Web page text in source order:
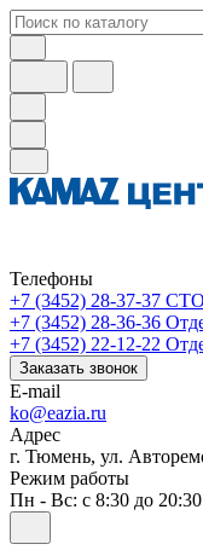
Телефоны
+7 (3452) 28-37-37 СТО
+7 (3452) 28-36-36
+7 (3452) 22-12-22
Заказать звонок
E-mail
ko@eazia.ru
Адрес
г. Тюмень, ул.
Режим работы
Пн - Вс: с 8:30 до 20:30